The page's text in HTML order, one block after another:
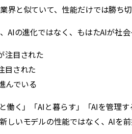
界と似ていて、性能だけでは勝ち
AIの進化ではなく、もはたAIが社
注目された
目された
んでいる
働く」「AIと暮らす」「AIを管理
しいモデルの性能ではなく、AIを